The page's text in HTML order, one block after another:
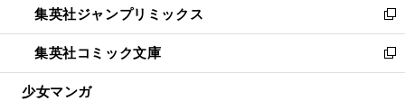
く
で
開
く
ド
ウ
で
開
ィ
ン
ド
ウ
い
ウ
ィ
ン
集英社ジャンプリミックス
新
し
い
ウ
集英社コミック文庫
新
し
少女マンガ